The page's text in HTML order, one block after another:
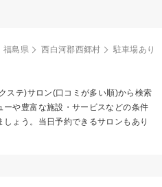
福島県 西白河郡西郷村
駐車場あり
ステ)サロン(口コミが多い順)から検索
や豊富な施設・サービスなどの条件
ょう。当日予約できるサロンもあり